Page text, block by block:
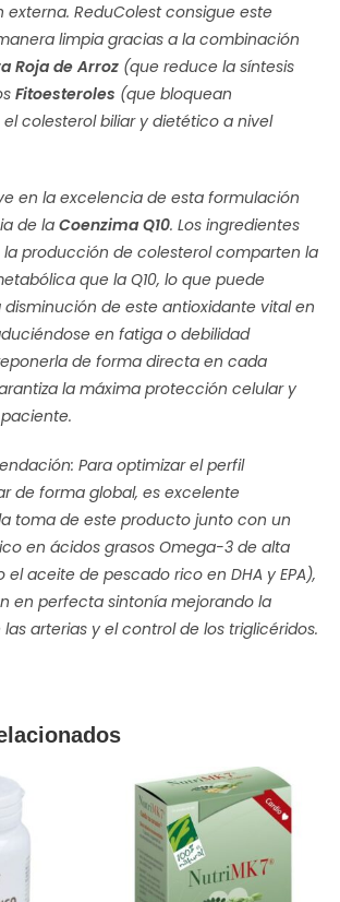
externa. ReduColest consigue este
limpia gracias a la combinación
Roja de Arroz (que reduce la síntesis
Fitoesteroles (que bloquean
colesterol biliar y dietético a nivel
en la excelencia de esta formulación
de la Coenzima Q10. Los ingredientes
producción de colesterol comparten la
que la Q10, lo que puede
de este antioxidante vital en
en fatiga o debilidad
de forma directa en cada
la máxima protección celular y
Para optimizar el perfil
de forma global, es excelente
toma de este producto junto con un
en ácidos grasos Omega-3 de alta
aceite de pescado rico en DHA y EPA),
en perfecta sintonía mejorando la
arterias y el control de los triglicéridos.